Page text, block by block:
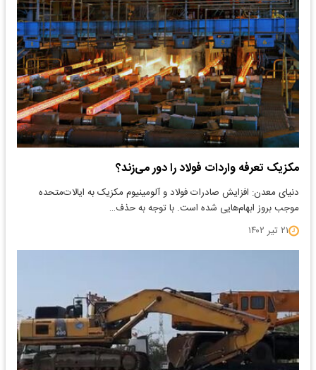
مکزیک تعرفه واردات فولاد را دور می‌زند؟
دنیای معدن: افزایش صادرات فولاد و آلومینیوم مکزیک به ایالات‌متحده
موجب بروز ابهام‌هایی شده است. با توجه به حذف…
۲۱ تیر ۱۴۰۲